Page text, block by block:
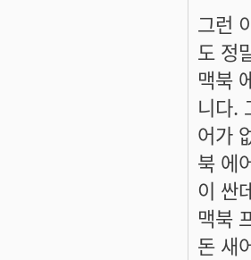
그런
도 정
맥북
니다.
어가
북 에
이 싼
맥북
돈 새